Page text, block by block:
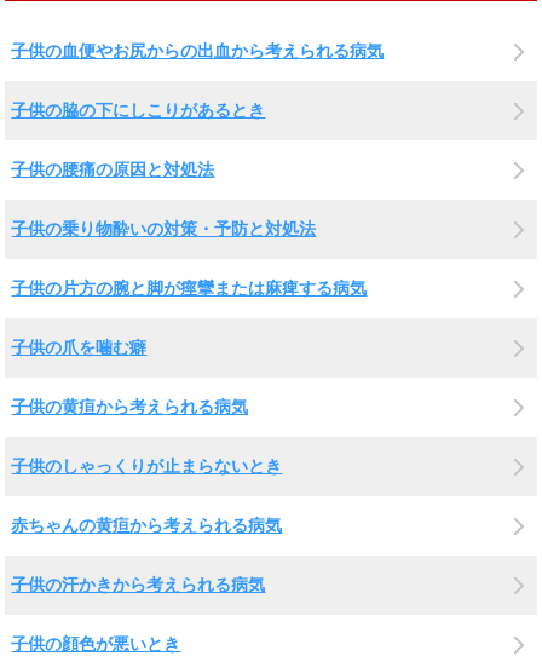
子供の血便やお尻からの出血から考えられる病気
子供の脇の下にしこりがあるとき
子供の腰痛の原因と対処法
子供の乗り物酔いの対策・予防と対処法
子供の片方の腕と脚が痙攣または麻痺する病気
子供の爪を噛む癖
子供の黄疸から考えられる病気
子供のしゃっくりが止まらないとき
赤ちゃんの黄疸から考えられる病気
子供の汗かきから考えられる病気
子供の顔色が悪いとき